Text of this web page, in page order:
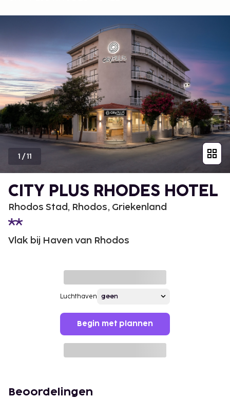
1 /11
CITY PLUS RHODES HOTEL
Rhodos Stad, Rhodos, Griekenland
Vlak bij Haven van Rhodos
Luchthaven
Begin met plannen
Beoordelingen